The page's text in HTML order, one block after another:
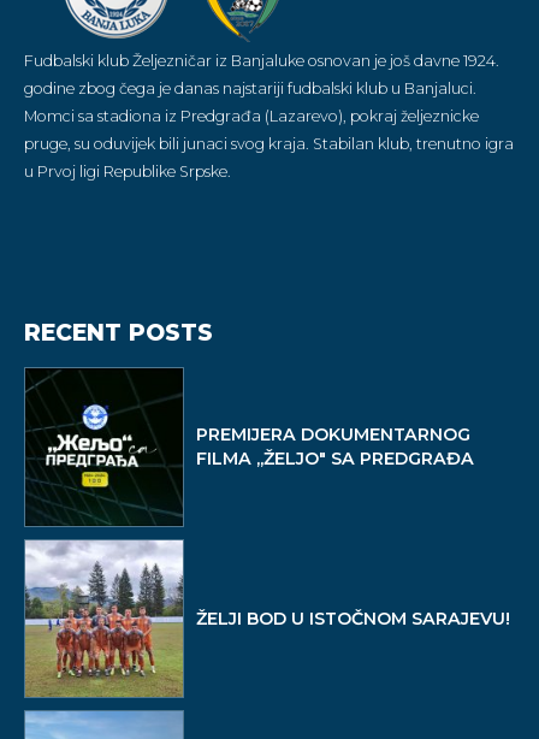
Fudbalski klub Željezničar iz Banjaluke osnovan je još davne 1924.
godine zbog čega je danas najstariji fudbalski klub u Banjaluci.
Momci sa stadiona iz Predgrađa (Lazarevo), pokraj željeznicke
pruge, su oduvijek bili junaci svog kraja. Stabilan klub, trenutno igra
u Prvoj ligi Republike Srpske.
RECENT POSTS
PREMIJERA DOKUMENTARNOG
FILMA ,,ŽELJO" SA PREDGRAĐA
ŽELJI BOD U ISTOČNOM SARAJEVU!